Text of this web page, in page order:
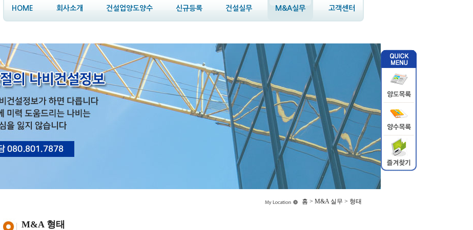
HOME 회사소개 건설업양도양수 신규등록 건설실무 M&A실무 고객센터
홈 > M&A 실무 > 형태
M&A 형태